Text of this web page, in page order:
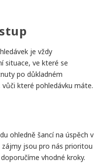
je vždy
situace, ve které se
po důkladném
které pohledávku máte.
ohledně šancí na úspěch v
zájmy jsou pro nás prioritou
vhodné kroky.